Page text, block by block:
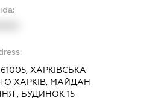
ХАРКІВСЬКА
ХАРКІВ, МАЙДАН
, БУДИНОК 15